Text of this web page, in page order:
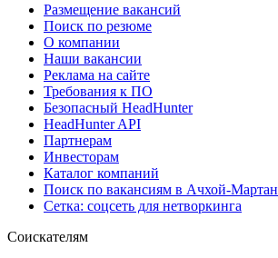
Размещение вакансий
Поиск по резюме
О компании
Наши вакансии
Реклама на сайте
Требования к ПО
Безопасный HeadHunter
HeadHunter API
Партнерам
Инвесторам
Каталог компаний
Поиск по вакансиям в Ачхой-Мартан
Сетка: соцсеть для нетворкинга
Соискателям